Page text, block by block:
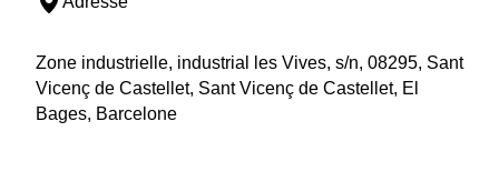
Zone industrielle, industrial les Vives, s/n, 08295, Sant
Vicenç de Castellet, Sant Vicenç de Castellet, El
Bages, Barcelone